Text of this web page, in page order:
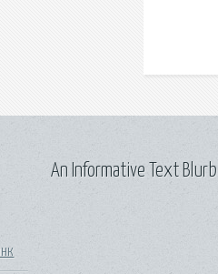
An Informative Text Blurb